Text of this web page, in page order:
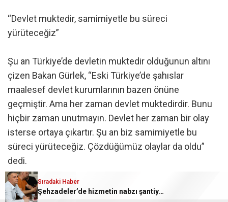
“Devlet muktedir, samimiyetle bu süreci
yürüteceğiz”
Şu an Türkiye’de devletin muktedir olduğunun altını
çizen Bakan Gürlek, “Eski Türkiye’de şahıslar
maalesef devlet kurumlarının bazen önüne
geçmiştir. Ama her zaman devlet muktedirdir. Bunu
hiçbir zaman unutmayın. Devlet her zaman bir olay
isterse ortaya çıkartır. Şu an biz samimiyetle bu
süreci yürüteceğiz. Çözdüğümüz olaylar da oldu”
dedi.
“Kararlılıkla mücadele devam edecek”
Sıradaki Haber
Şehzadeler’de hizmetin nabzı şantiyede tutuldu